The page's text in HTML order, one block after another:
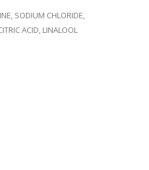
SODIUM CHLORIDE,
ACID, LINALOOL